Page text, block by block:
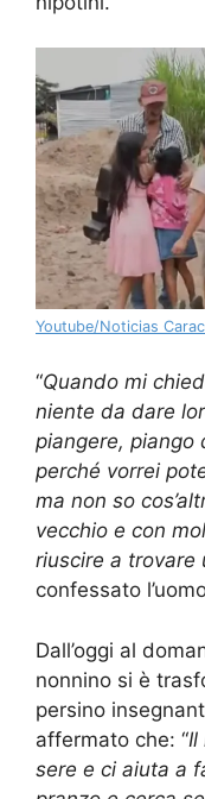
Youtube/Noticias
“Quando mi
niente da dare
piangere, piango
perché vorrei
ma non so
vecchio e con
riuscire a trovare
confessato
Dall’oggi al
nonnino si è
persino
affermato che: “Il
sere e ci aiuta a